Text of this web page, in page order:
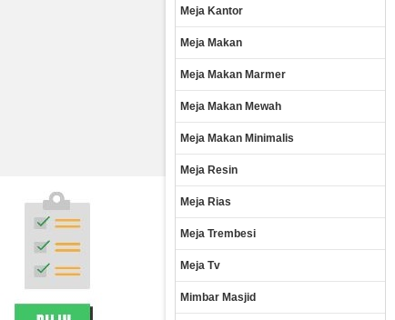
Meja Kantor
Meja Makan
Meja Makan Marmer
Meja Makan Mewah
Meja Makan Minimalis
Meja Resin
Meja Rias
Meja Trembesi
Meja Tv
Mimbar Masjid